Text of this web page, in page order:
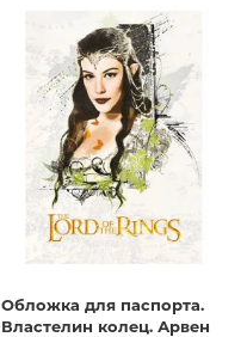
Обложка для паспорта.
Властелин колец. Арвен